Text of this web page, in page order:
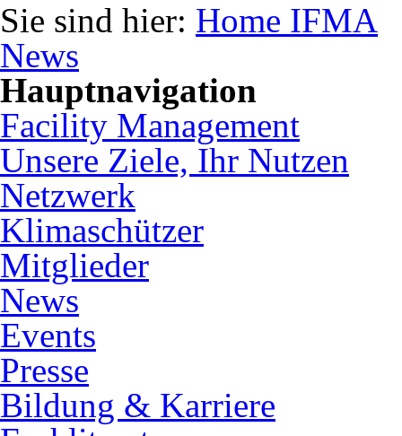
Sie sind hier: Home IFMA
News
Hauptnavigation
Facility Management
Unsere Ziele, Ihr Nutzen
Netzwerk
Klimaschützer
Mitglieder
News
Events
Presse
Bildung & Karriere